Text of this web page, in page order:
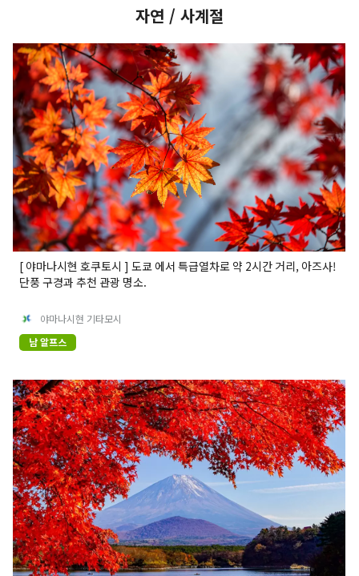
자연 / 사계절
[ 야마나시현 호쿠토시 ] 도쿄 에서 특급열차로 약 2시간 거리, 아즈사!
단풍 구경과 추천 관광 명소.
야마나시현 기타모시
남 알프스